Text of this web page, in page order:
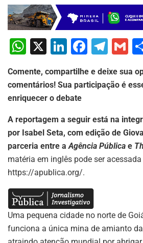
W
at
s
A
p
p
X
Li
k
e
n
F
c
o
o
k
T
el
e
gr
m
G
ai
Comente, compartilhe e deixe sua
comentários! Sua participação é
enriquecer o debate
A reportagem a seguir está na
por Isabel Seta, com edição de
parceria entre aAgência Pública e
matéria em inglês pode ser acessada
https://apublica.org/.
Uma pequena cidade no norte de
funciona a única mina de amianto